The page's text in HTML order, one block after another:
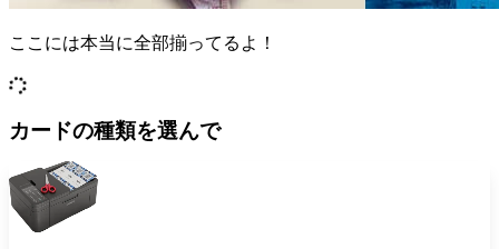
ここには本当に全部揃ってるよ！
カードの種類を選んで